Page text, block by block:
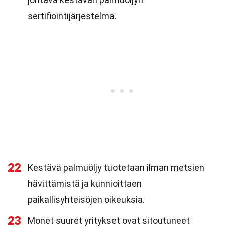
sertifiointijärjestelmä.
22
Kestävä palmuöljy tuotetaan ilman metsien
hävittämistä ja kunnioittaen
paikallisyhteisöjen oikeuksia.
23
Monet suuret yritykset ovat sitoutuneet